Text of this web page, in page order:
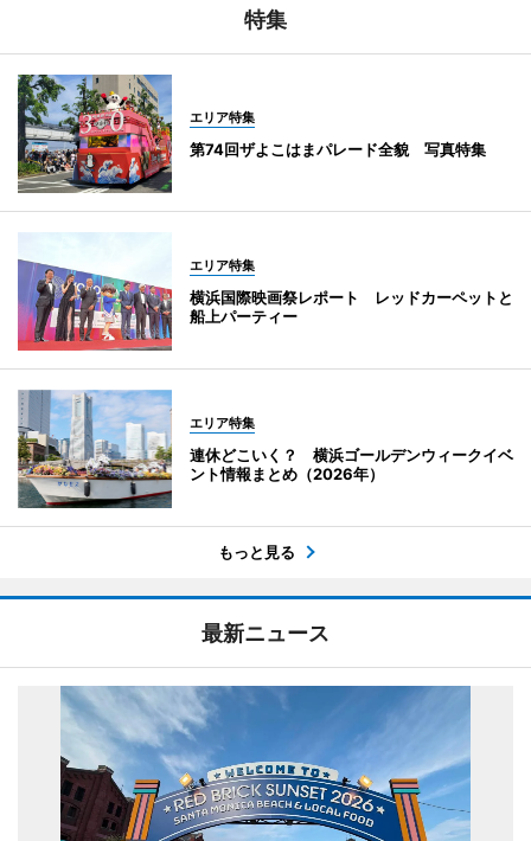
特集
エリア特集
第74回ザよこはまパレード全貌 写真特集
エリア特集
横浜国際映画祭レポート レッドカーペットと
船上パーティー
エリア特集
連休どこいく？ 横浜ゴールデンウィークイベ
ント情報まとめ（2026年）
もっと見る
最新ニュース